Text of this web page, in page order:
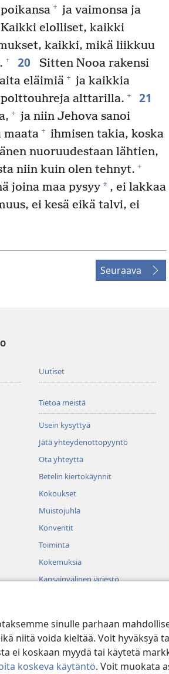
sinulle parhaan
niitä voida kieltää. Voit hyväksyä
ei koskaan myydä tai käytetä
koskeva käytäntö. Voit muokata
+ ja vaimonsa ja
Kaikki elolliset, kaikki
kaikki, mikä liikkuu
+ 20
Sitten Nooa rakensi
eläimiä + ja kaikkia
alttarilla. + 21
+ ja niin Jehova sanoi
maata + ihmisen takia, koska
nuoruudestaan lähtien,
niin kuin olen tehnyt. +
joina maa pysyy* , ei lakkaa
ei kesä eikä talvi, ei
Seuraava
Uutiset
Tietoa meistä
Usein kysyttyä
Jätä yhteydenottopyyntö
Ota yhteyttä
Betelin kiertokäynnit
Kokoukset
Muistojuhla
Konventit
Toiminta
Kokemuksia
Kansainvälinen järjestö